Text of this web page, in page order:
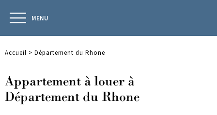
MENU
Accueil > Département du Rhone
Appartement à louer à
Département du Rhone